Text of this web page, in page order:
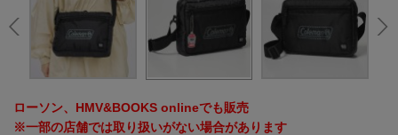
ローソン、HMV&BOOKS onlineでも販売
※一部の店舗では取り扱いがない場合があります